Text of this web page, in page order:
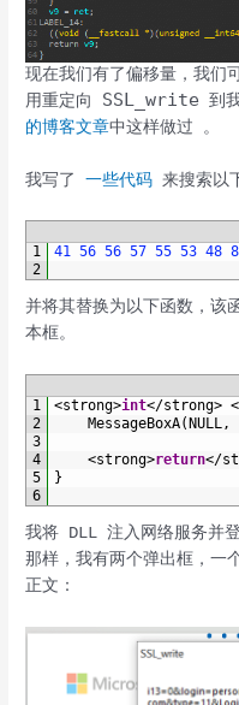
现在我们有了偏移量，我们
用重定向 SSL_write 到
的博客文章中这样做过 。
我写了一些代码 来搜索以
1
2
41 56 56 57 55 53 48
并将其替换为以下函数，该
本框。
1
2
3
4
5
6
<strong>int</strong> <
MessageBoxA( NULL,
<strong>return</
}
我将 DLL 注入网络服务并
那样，我有两个弹出框，一
正文：